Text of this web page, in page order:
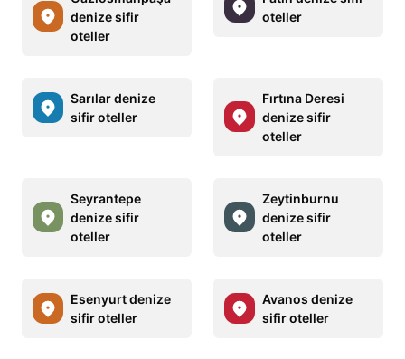
denize sifir
oteller
oteller
Sarılar denize
sifir oteller
Fırtına Deresi
denize sifir
oteller
Seyrantepe
denize sifir
oteller
Zeytinburnu
denize sifir
oteller
Esenyurt denize
sifir oteller
Avanos denize
sifir oteller